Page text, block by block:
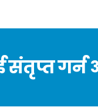
संतृप्त